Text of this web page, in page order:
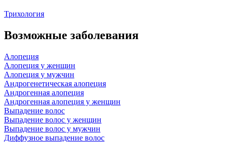
Трихология
Возможные заболевания
Алопеция
Алопеция у женщин
Алопеция у мужчин
Андрогенетическая алопеция
Андрогенная алопеция
Андрогенная алопеция у женщин
Выпадение волос
Выпадение волос у женщин
Выпадение волос у мужчин
Диффузное выпадение волос